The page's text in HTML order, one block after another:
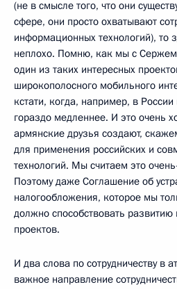
(не в смысле того, что они
сфере, они просто охватывают
информационных технологий), то
неплохо. Помню, как мы с
один из таких интересных
широкополосного мобильного
кстати, когда, например, в
гораздо медленнее. И это очень
армянские друзья создают,
для применения российских и
технологий. Мы считаем это
Поэтому даже Соглашение об
налогообложения, которое мы
должно способствовать
проектов.
И два слова по сотрудничеству в
важное направление